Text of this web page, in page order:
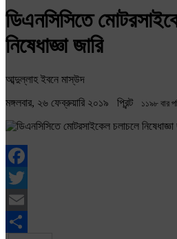
ডিএনসিসিতে
নিষেধাজ্ঞা জারি
আব্দুল্লাহ ইবনে মাস্উদ
মঙ্গলবার, ২৬ ফেব্রুয়ারি ২০১৯ প্রিন্ট ১১৯৮ বার
Facebook
Twitter
Email